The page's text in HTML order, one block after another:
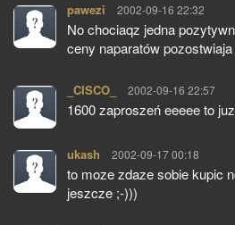
pawezi pisze:
2002-09-16 22:32
No chociaqz jedna
ceny naparatów
_CISCO_ pisze:
2002-09-16 22:57
1600 zaproszeń eeeee to
ukash pisze:
2002-09-17 00:18
to moze zdaze sobie kupic
jeszcze ;-)))